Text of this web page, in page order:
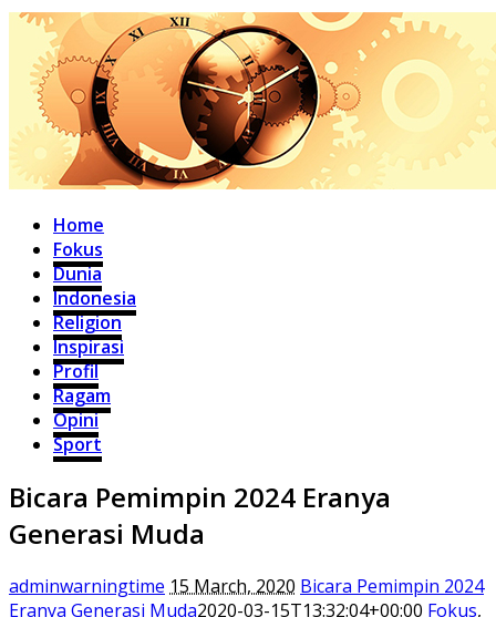
Home
Fokus
Dunia
Indonesia
Religion
Inspirasi
Profil
Ragam
Opini
Sport
Bicara Pemimpin 2024 Eranya
Generasi Muda
adminwarningtime 15 March, 2020 Bicara Pemimpin 2024
Eranya Generasi Muda2020-03-15T13:32:04+00:00 Fokus,